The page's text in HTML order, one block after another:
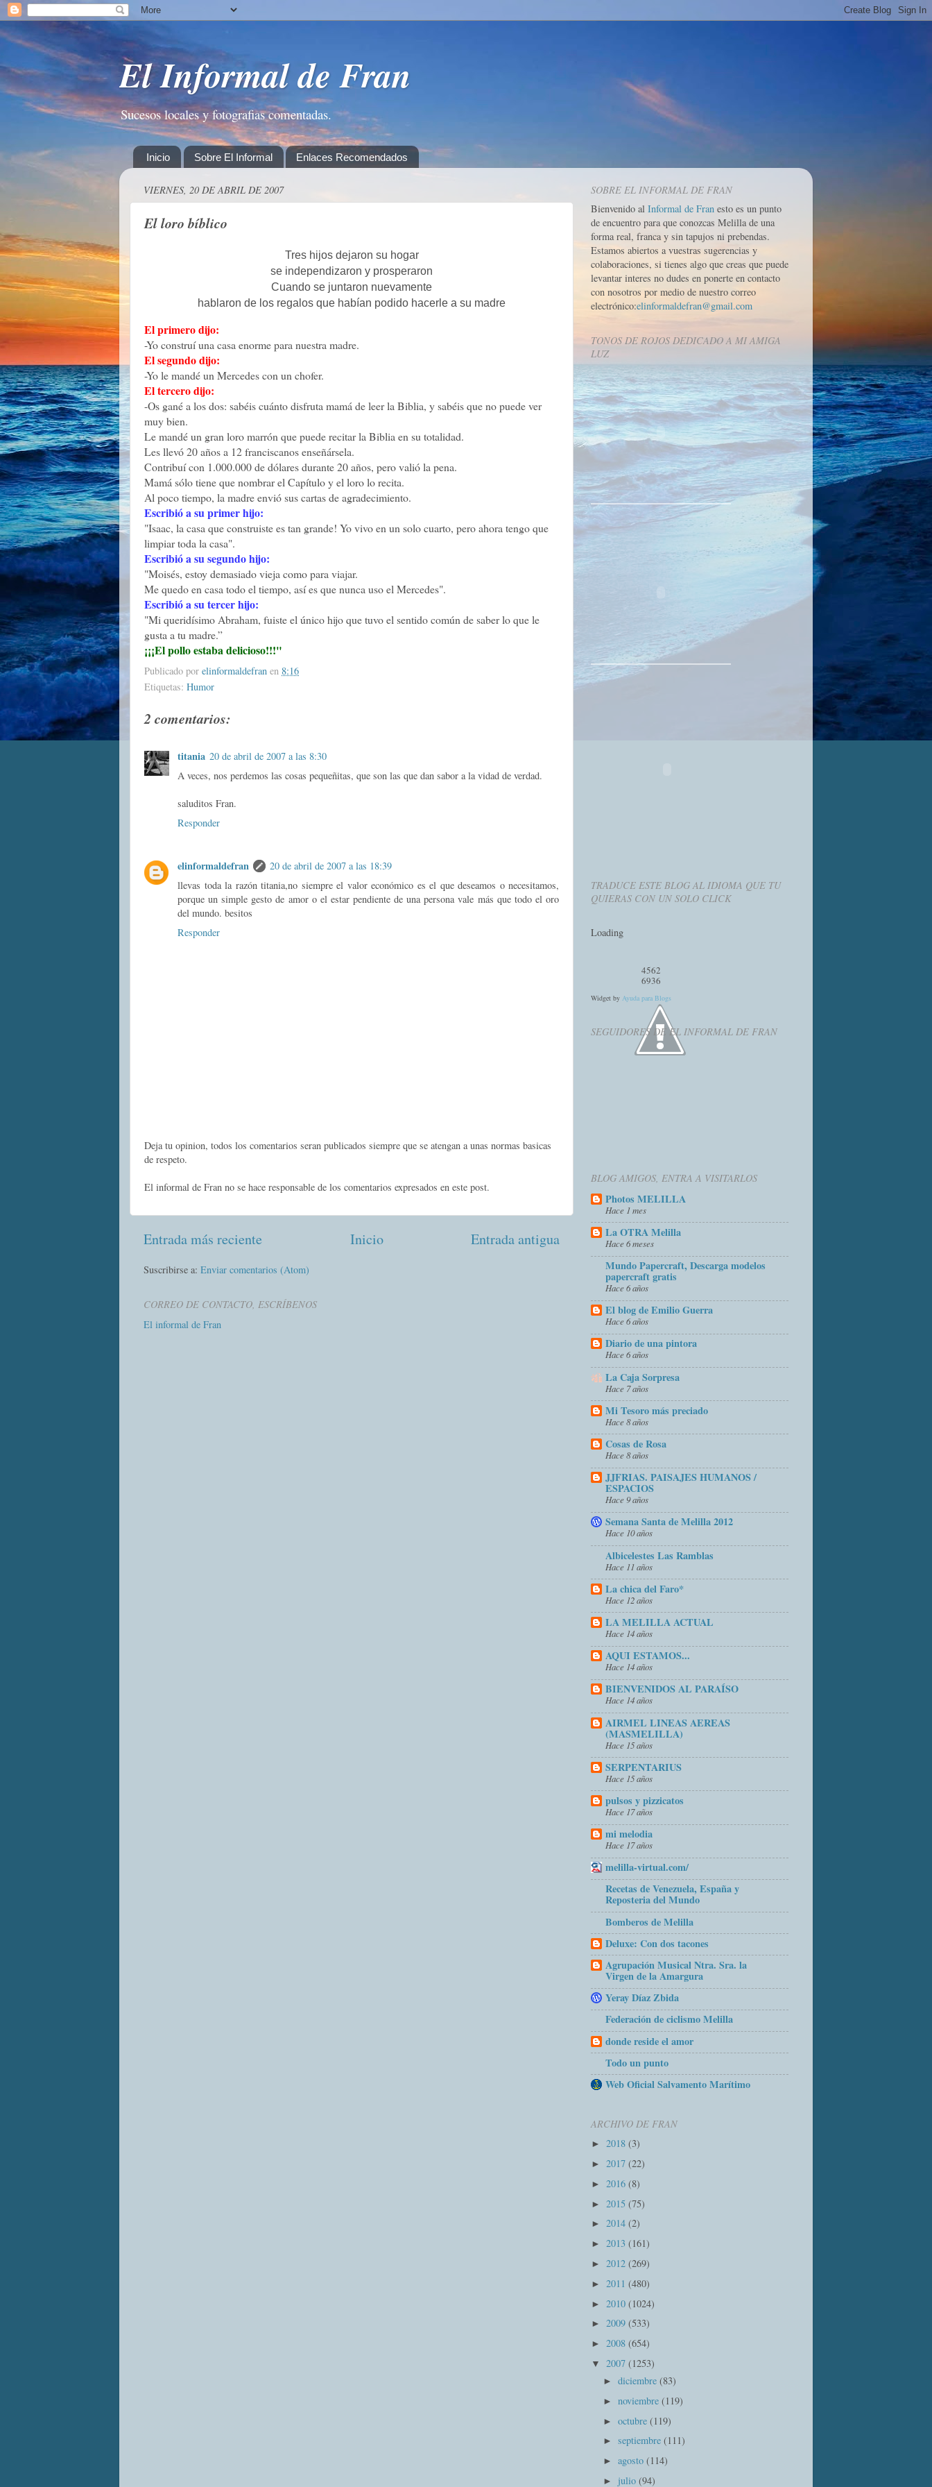
El Informal de Fran
Sucesos locales y fotografias comentadas.
Inicio Sobre El Informal Enlaces Recomendados
VIERNES, 20 DE ABRIL DE 2007
El loro bíblico
Tres hijos dejaron su hogar
se independizaron y prosperaron
Cuando se juntaron nuevamente
hablaron de los regalos que habían podido hacerle a su madre
El primero dijo:
-Yo construí una casa enorme para nuestra madre.
El segundo dijo:
-Yo le mandé un Mercedes con un chofer.
El tercero dijo:
-Os gané a los dos: sabéis cuánto disfruta mamá de leer la Biblia, y sabéis que no puede ver
muy bien.
Le mandé un gran loro marrón que puede recitar la Biblia en su totalidad.
Les llevó 20 años a 12 franciscanos enseñársela.
Contribuí con 1.000.000 de dólares durante 20 años, pero valió la pena.
Mamá sólo tiene que nombrar el Capítulo y el loro lo recita.
Al poco tiempo, la madre envió sus cartas de agradecimiento.
Escribió a su primer hijo:
"Isaac, la casa que construiste es tan grande! Yo vivo en un solo cuarto, pero ahora tengo que
limpiar toda la casa".
Escribió a su segundo hijo:
"Moisés, estoy demasiado vieja como para viajar.
Me quedo en casa todo el tiempo, así es que nunca uso el Mercedes".
Escribió a su tercer hijo:
"Mi queridísimo Abraham, fuiste el único hijo que tuvo el sentido común de saber lo que le
gusta a tu madre.”
¡¡¡El pollo estaba delicioso!!!"
Publicado por elinformaldefran en 8:16
Etiquetas: Humor
2 comentarios:
titania 20 de abril de 2007 a las 8:30
A veces, nos perdemos las cosas pequeñitas, que son las que dan sabor a la vidad de verdad.
saluditos Fran.
Responder
elinformaldefran
20 de abril de 2007 a las 18:39
llevas toda la razón titania,no siempre el valor económico es el que deseamos o necesitamos,
porque un simple gesto de amor o el estar pendiente de una persona vale más que todo el oro
del mundo. besitos
Responder
Deja tu opinion, todos los comentarios seran publicados siempre que se atengan a unas normas basicas
de respeto.
El informal de Fran no se hace responsable de los comentarios expresados en este post.
Entrada más reciente Entrada antigua
Inicio
Suscribirse a: Enviar comentarios (Atom)
CORREO DE CONTACTO, ESCRÍBENOS
El informal de Fran
SOBRE EL INFORMAL DE FRAN
Bienvenido al Informal de Fran esto es un punto
de encuentro para que conozcas Melilla de una
forma real, franca y sin tapujos ni prebendas.
Estamos abiertos a vuestras sugerencias y
colaboraciones, si tienes algo que creas que puede
levantar interes no dudes en ponerte en contacto
con nosotros por medio de nuestro correo
electrónico:elinformaldefran@gmail.com
TONOS DE ROJOS DEDICADO A MI AMIGA
LUZ
TRADUCE ESTE BLOG AL IDIOMA QUE TU
QUIERAS CON UN SOLO CLICK
Loading
4562
6936
Widget by Ayuda para Blogs
SEGUIDORES DE EL INFORMAL DE FRAN
BLOG AMIGOS, ENTRA A VISITARLOS
Photos MELILLA
Hace 1 mes
La OTRA Melilla
Hace 6 meses
Mundo Papercraft, Descarga modelos
papercraft gratis
Hace 6 años
El blog de Emilio Guerra
Hace 6 años
Diario de una pintora
Hace 6 años
La Caja Sorpresa
Hace 7 años
Mi Tesoro más preciado
Hace 8 años
Cosas de Rosa
Hace 8 años
JJFRIAS. PAISAJES HUMANOS /
ESPACIOS
Hace 9 años
Semana Santa de Melilla 2012
Hace 10 años
Albicelestes Las Ramblas
Hace 11 años
La chica del Faro*
Hace 12 años
LA MELILLA ACTUAL
Hace 14 años
AQUI ESTAMOS...
Hace 14 años
BIENVENIDOS AL PARAÍSO
Hace 14 años
AIRMEL LINEAS AEREAS
(MASMELILLA)
Hace 15 años
SERPENTARIUS
Hace 15 años
pulsos y pizzicatos
Hace 17 años
mi melodia
Hace 17 años
melilla-virtual.com/
Recetas de Venezuela, España y
Reposteria del Mundo
Bomberos de Melilla
Deluxe: Con dos tacones
Agrupación Musical Ntra. Sra. la
Virgen de la Amargura
Yeray Díaz Zbida
Federación de ciclismo Melilla
donde reside el amor
Todo un punto
Web Oficial Salvamento Marítimo
ARCHIVO DE FRAN
► 2018 (3)
► 2017 (22)
► 2016 (8)
► 2015 (75)
► 2014 (2)
► 2013 (161)
► 2012 (269)
► 2011 (480)
► 2010 (1024)
► 2009 (533)
► 2008 (654)
▼ 2007 (1253)
►diciembre(83)
►noviembre(119)
►octubre(119)
►septiembre(111)
►agosto(114)
► julio(94)